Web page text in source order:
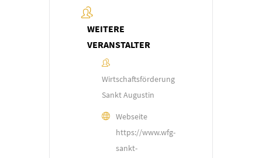
WEITERE
VERANSTALTER
Wirtschaftsförderung
Sankt Augustin
Webseite
https://www.wfg-
sankt-